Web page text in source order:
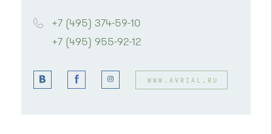
Автобусы № 6*, 11, 15, 23, 32, 400, 400э
или до остановки"Колледж"
Автобусы № 3, 7, 13
+7 (495) 374-59-10
+7 (495) 955-92-12
WWW.AVRIAL.RU